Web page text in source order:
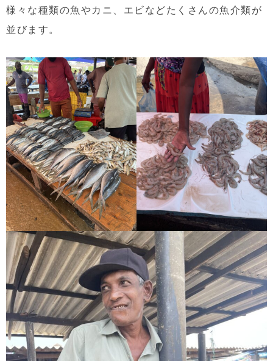
様々な種類の魚やカニ、エビなどたくさんの魚介類が
並びます。